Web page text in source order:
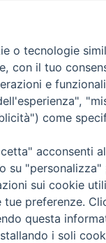
06.93268401 - Fax.:
al Venerdì Ore:
e Venerdì, Ore
Suburbicaria di
Copyright © 2021
o tecnologie
con il tuo
e
come
acconsenti
su "personalizza"
sui cookie
tue preferenze.
questa
i soli